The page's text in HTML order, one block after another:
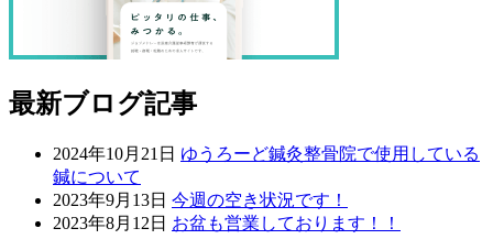
最新ブログ記事
2024年10月21日 ゆうろーど鍼灸整骨院で使用している
鍼について
2023年9月13日 今週の空き状況です！
2023年8月12日 お盆も営業しております！！